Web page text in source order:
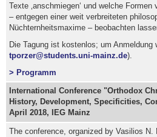
Texte ‚anschmiegen‘ und welche
– entgegen einer weit verbreiteten
Nüchternheitsmaxime – beobachten
Die Tagung ist kostenlos; um Anmeldung
tporzer@students.uni-mainz.de).
> Programm
International Conference "Orthodox
History, Development, Specificities,
April 2018, IEG Mainz
The conference, organized by Vasilios